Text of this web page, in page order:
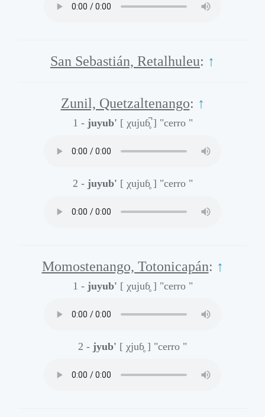
San Sebastián, Retalhuleu: ↑
Zunil, Quetzaltenango: ↑
1 - juyub' [ χujuɓ̥̚ ] "cerro "
2 - juyub' [ χujuɓ̥ ] "cerro "
Momostenango, Totonicapán: ↑
1 - juyub' [ χujuɓ̥ ] "cerro "
2 - jyub' [ χjuɓ̥ ] "cerro "